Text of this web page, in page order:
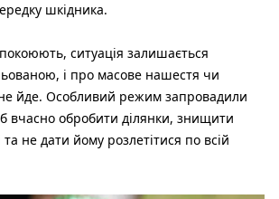
шкідника.
ситуація залишається
і про масове нашестя чи
йде. Особливий режим запровадили
вчасно обробити ділянки, знищити
не дати йому розлетітися по всій